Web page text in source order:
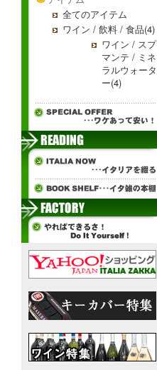
全てのアイテム
ワイン / 飲料 / 食品(4)
ワイン / スプ
マンテ / ミネ
ラルウォータ
ー(4)